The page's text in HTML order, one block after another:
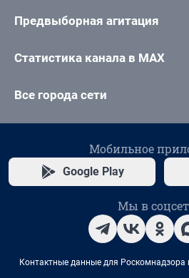
Предвыборная агитация
Статистика канала в MAX
Все города сети
Мобильное
Google Play
Мы в
Контактные данные для Роскомнадзора